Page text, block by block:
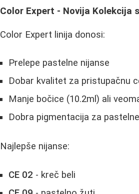
Color Expert - Novija Kolekcija
Color Expert linija donosi:
Prelepe pastelne nijanse
Dobar kvalitet za pristupačnu
Manje bočice (10.2ml) ali
Dobra pigmentacija za
Najlepše nijanse:
CE 02 - kreč beli